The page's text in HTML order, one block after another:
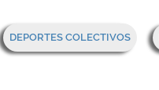
DEPORTES COLECTIVOS